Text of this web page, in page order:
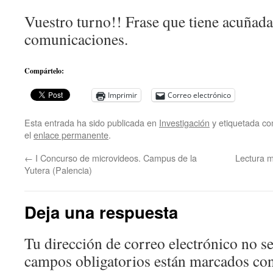
Vuestro turno!! Frase que tiene
comunicaciones.
Compártelo:
Imprimir Correo electrónico
Esta entrada ha sido publicada en Investigación y etiquetada
el enlace permanente.
← I Concurso de microvideos. Campus de la
Yutera (Palencia)
Lectura
Deja una respuesta
Tu dirección de correo electrónico no
campos obligatorios están marcados